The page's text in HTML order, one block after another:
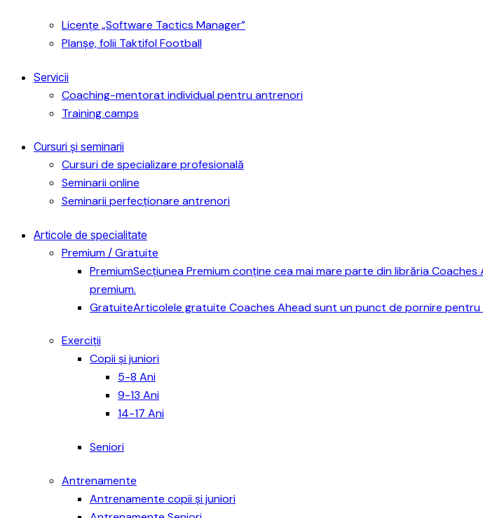
Licențe „Software Tactics Manager”
Planșe, folii Taktifol Football
Servicii
Coaching-mentorat individual pentru antrenori
Training camps
Cursuri și seminarii
Cursuri de specializare profesională
Seminarii online
Seminarii perfecționare antrenori
Articole de specialitate
Premium / Gratuite
PremiumSecțiunea Premium conține cea mai mare parte din librăria
premium.
GratuiteArticolele gratuite Coaches Ahead sunt un punct de pornire
Exerciții
Copii și juniori
5-8 Ani
9-13 Ani
14-17 Ani
Seniori
Antrenamente
Antrenamente copii și juniori